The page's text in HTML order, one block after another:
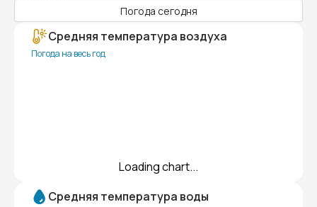
Погода сегодня
Средняя температура воздуха
Погода на весь год
Loading chart...
Средняя температура воды